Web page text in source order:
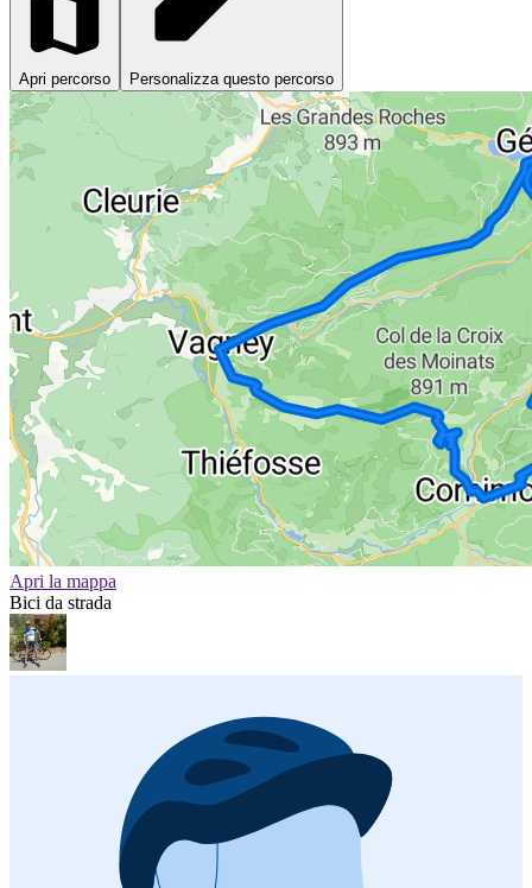
Apri percorso Personalizza questo percorso
Apri la mappa
Bici da strada